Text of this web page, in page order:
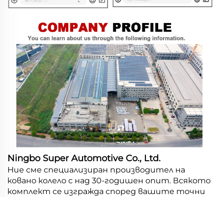
Ningbo Super Automotive Co., Ltd.
Ние сме специализиран производител на
ковано колело с над 30-годишен опит. Всякото
комплект се изгражда според вашите точни